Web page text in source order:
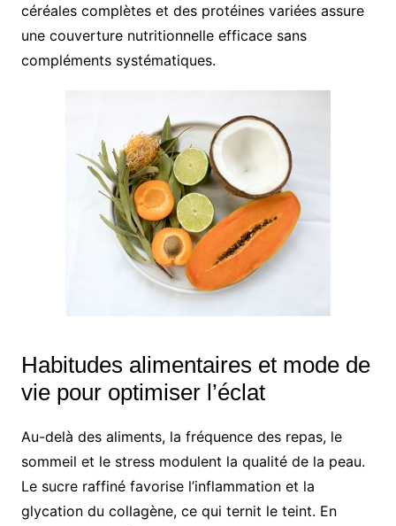
céréales complètes et des protéines variées assure
une couverture nutritionnelle efficace sans
compléments systématiques.
Habitudes alimentaires et mode de
vie pour optimiser l’éclat
Au-delà des aliments, la fréquence des repas, le
sommeil et le stress modulent la qualité de la peau.
Le sucre raffiné favorise l’inflammation et la
glycation du collagène, ce qui ternit le teint. En